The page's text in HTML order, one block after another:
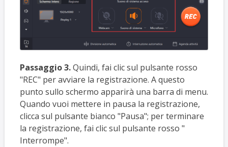
Passaggio 3.Quindi, fai clic sul pulsante rosso
"REC" per avviare la registrazione. A questo
punto sullo schermo apparirà una barra di menu.
Quando vuoi mettere in pausa la registrazione,
clicca sul pulsante bianco "Pausa"; per terminare
la registrazione, fai clic sul pulsante rosso "
Interrompe".